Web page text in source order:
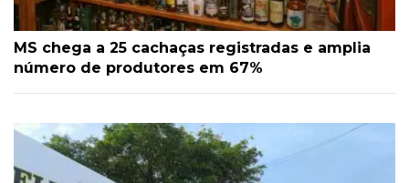
MS chega a 25 cachaças registradas e amplia
número de produtores em 67%